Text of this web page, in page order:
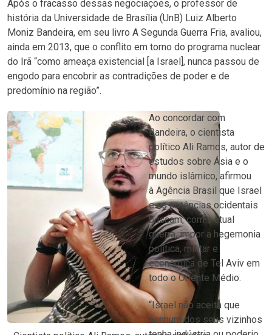
Após o fracasso dessas negociações, o professor de
história da Universidade de Brasília (UnB) Luiz Alberto
Moniz Bandeira, em seu livro A Segunda Guerra Fria, avaliou,
ainda em 2013, que o conflito em torno do programa nuclear
do Irã “como ameaça existencial [a Israel], nunca passou de
engodo para encobrir as contradições de poder e de
predomínio na região”.
Ao concordar com
Bandeira, o cientista
político Ali Ramos, autor de
estudos sobre Ásia e o
mundo islâmico, afirmou
à Agência Brasil que Israel
e as potências ocidentais
buscam, com a atual
guerra, impor a hegemonia
política, militar e
econômica de Tel Aviv em
todo o Oriente Médio.
“Israel não aceita que
nenhum dos seus vizinhos